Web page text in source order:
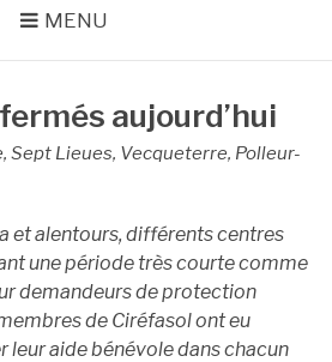
MENU
aujourd’hui
Sept Lieues, Vecqueterre, Polleur-
et alentours, différents centres
une période très courte comme
demandeurs de protection
de Ciréfasol ont eu
leur aide bénévole dans chacun